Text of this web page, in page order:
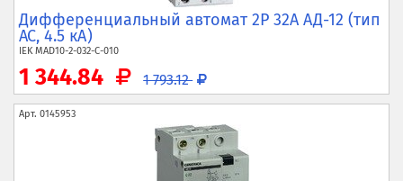
Дифференциальный автомат 2P 32А АД-12 (тип
AC, 4.5 кА)
IEKMAD10-2-032-C-010
1 344.84 1 793.12
Арт. 0145953